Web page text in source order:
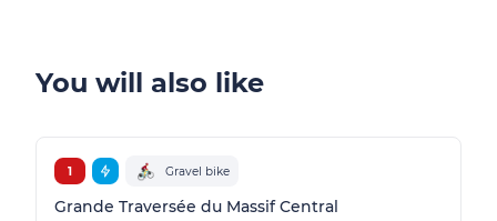
You will also like
1 Gravel bike
Grande Traversée du Massif Central